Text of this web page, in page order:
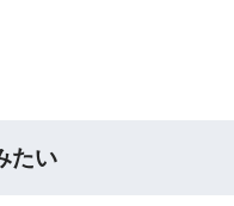
たい